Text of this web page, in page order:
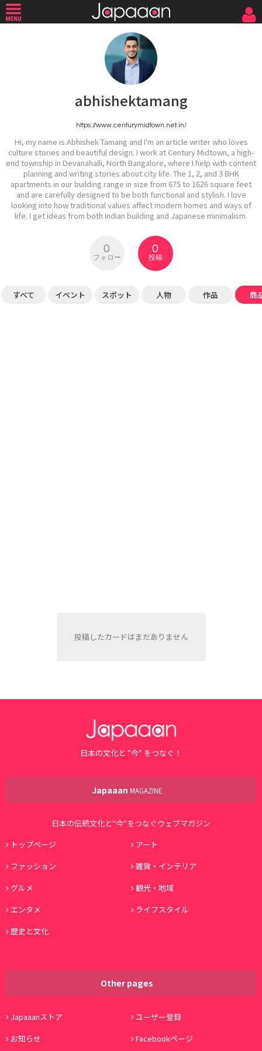
abhishektamang
https://www.centurymidtown.net.in/
Hi, my name is Abhishek Tamang and I'm an article writer who loves
culture stories and beautiful design. I work at Century Midtown, a high-
end township in Devanahalli, North Bangalore, where I help with content
planning and writing stories about city life. The 1, 2, and 3 BHK
apartments in our building range in size from 675 to 1626 square feet
and are carefully designed to be both functional and stylish. I love
looking into how traditional values affect modern homes and ways of
life. I get ideas from both Indian building and Japanese minimalism.
0
フォロー
0
投稿
すべて イベント スポット 人物 作品 商
投稿したカードはまだありません
日本の文化と ”今” をつなぐ！
Japaaan MAGAZINE
日本の伝統文化と"今"をつなぐウェブマガジン
トップページ
アート
ファッション
雑貨・インテリア
グルメ
観光・地域
エンタメ
ライフスタイル
歴史と文化
Other pages
Japaaanストア
ユーザー登録
お知らせ
Facebookページ